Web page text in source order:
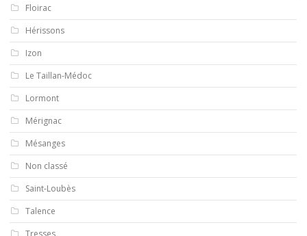
Floirac
Hérissons
Izon
Le Taillan-Médoc
Lormont
Mérignac
Mésanges
Non classé
Saint-Loubès
Talence
Tresses